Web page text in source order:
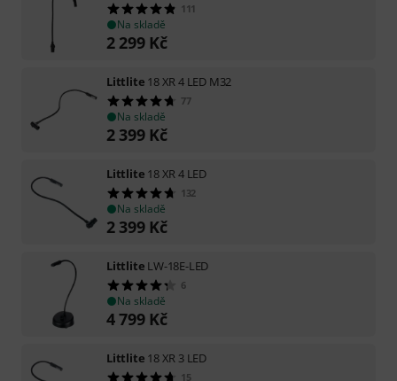
111
Na skladě
2 299 Kč
Littlite 18 XR 4 LED M32
77
Na skladě
2 399 Kč
Littlite 18 XR 4 LED
132
Na skladě
2 399 Kč
Littlite LW-18E-LED
6
Na skladě
4 799 Kč
Littlite 18 XR 3 LED
15